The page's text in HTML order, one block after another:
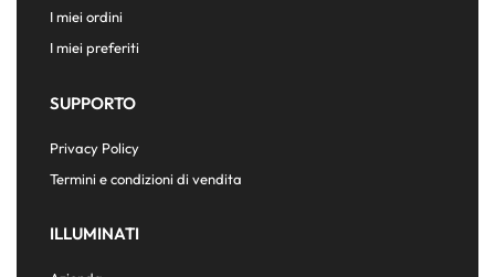
I miei ordini
I miei preferiti
SUPPORTO
Privacy Policy
Termini e condizioni di vendita
ILLUMINATI